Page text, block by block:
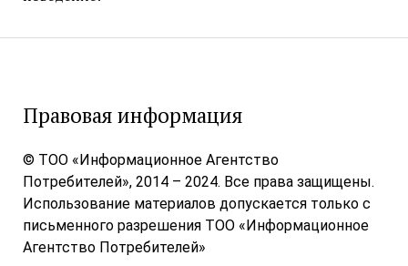
Правовая информация
© ТОО «Информационное Агентство
Потребителей», 2014 – 2024. Все права защищены.
Использование материалов допускается только с
письменного разрешения ТОО «Информационное
Агентство Потребителей»